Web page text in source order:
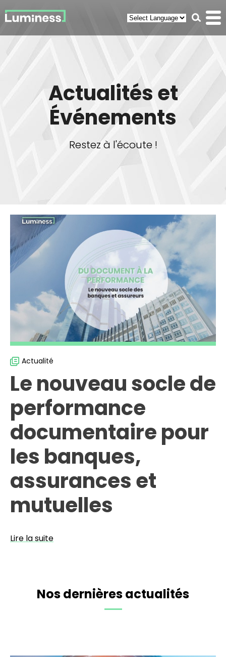
Actualités et
Événements
Restez à l'écoute !
Actualité
Le nouveau socle de
performance
documentaire pour
les banques,
assurances et
mutuelles
Lire la suite
Nos dernières actualités